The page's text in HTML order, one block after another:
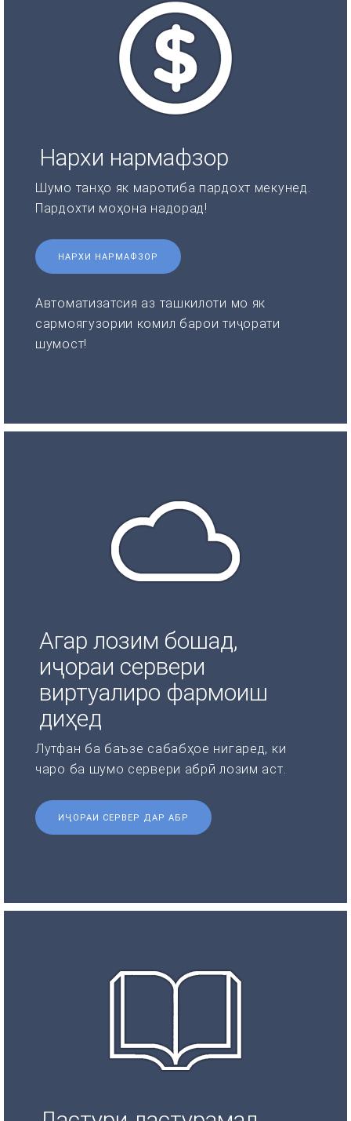
Нархи нармафзор
Шумо танҳо як маротиба пардохт мекунед.
Пардохти моҳона надорад!
НАРХИ НАРМАФЗОР
Автоматизатсия аз ташкилоти мо як
сармоягузории комил барои тиҷорати
шумост!
Агар лозим бошад,
иҷораи сервери
виртуалиро фармоиш
диҳед
Лутфан ба баъзе сабабҳое нигаред, ки
чаро ба шумо сервери абрӣ лозим аст.
ИҶОРАИ СЕРВЕР ДАР АБР